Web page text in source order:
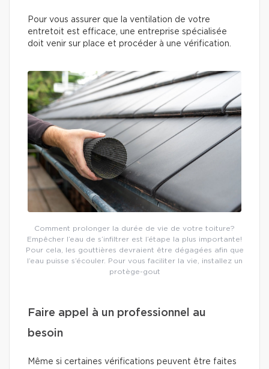
Pour vous assurer que la ventilation de votre
entretoit est efficace, une entreprise spécialisée
doit venir sur place et procéder à une vérification.
Comment prolonger la durée de vie de votre toiture?
Empêcher l’eau de s’infiltrer est l’étape la plus importante!
Pour cela, les gouttières devraient être dégagées afin que
l’eau puisse s’écouler. Pour vous faciliter la vie, installez un
protège-gout
Faire appel à un professionnel au
besoin
Même si certaines vérifications peuvent être faites